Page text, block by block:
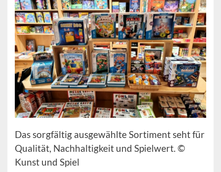
Das sorgfältig ausgewählte Sortiment seht für
Qualität, Nachhaltigkeit und Spielwert. ©
Kunst und Spiel